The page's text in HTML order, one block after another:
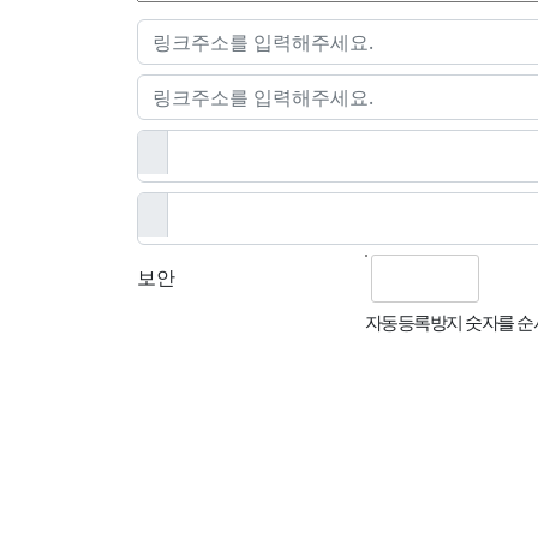
보안
자동등록방지 숫자를